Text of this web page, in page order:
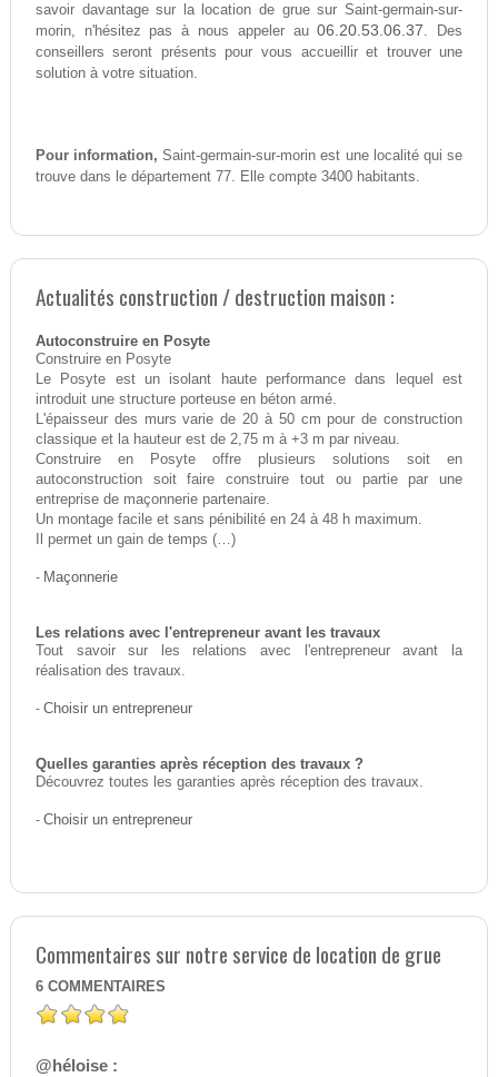
savoir davantage sur la location de grue sur Saint-germain-sur-
morin, n'hésitez pas à nous appeler au06.20.53.06.37. Des
conseillers seront présents pour vous accueillir et trouver une
solution à votre situation.
Pour information, Saint-germain-sur-morin est une localité qui se
trouve dans le département 77. Elle compte 3400 habitants.
Actualités construction / destruction maison :
Autoconstruire en Posyte
Construire en Posyte
Le Posyte est un isolant haute performance dans lequel est
introduit une structure porteuse en béton armé.
L'épaisseur des murs varie de 20 à 50 cm pour de construction
classique et la hauteur est de 2,75 m à +3 m par niveau.
Construire en Posyte offre plusieurs solutions soit en
autoconstruction soit faire construire tout ou partie par une
entreprise de maçonnerie partenaire.
Un montage facile et sans pénibilité en 24 à 48 h maximum.
Il permet un gain de temps (…)
- Maçonnerie
Les relations avec l'entrepreneur avant les travaux
Tout savoir sur les relations avec l'entrepreneur avant la
réalisation des travaux.
- Choisir un entrepreneur
Quelles garanties après réception des travaux ?
Découvrez toutes les garanties après réception des travaux.
- Choisir un entrepreneur
Commentaires sur notre service de location de grue
6 COMMENTAIRES
@héloise :